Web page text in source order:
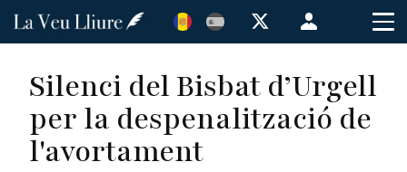
Vés
Menú
de
cuenta
de
usuario
Silenci del Bisbat d’Urgell
per la despenalització de
l'avortament